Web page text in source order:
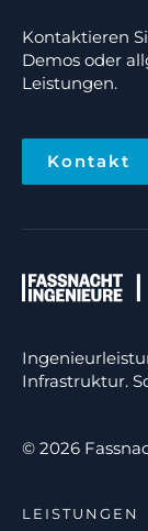
Kontaktieren
Demos oder
Leistungen.
Kontakt
Infrastruktur.
© 2026
LEISTUNGEN